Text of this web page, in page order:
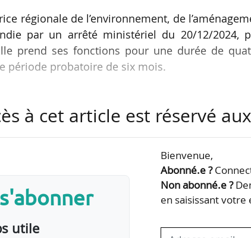
régionale de l’environnement, de
par un arrêté ministériel du 20/12/2024,
prend ses fonctions pour une durée de
période probatoire de six mois.
l’énergie de la Région Île-de-France.
à la retraite après avoir occupé cette fonction
à cet article est réservé
utile
Bienvenue,
Abonné.e ?
Non abonné.e ?
en saisissant votre